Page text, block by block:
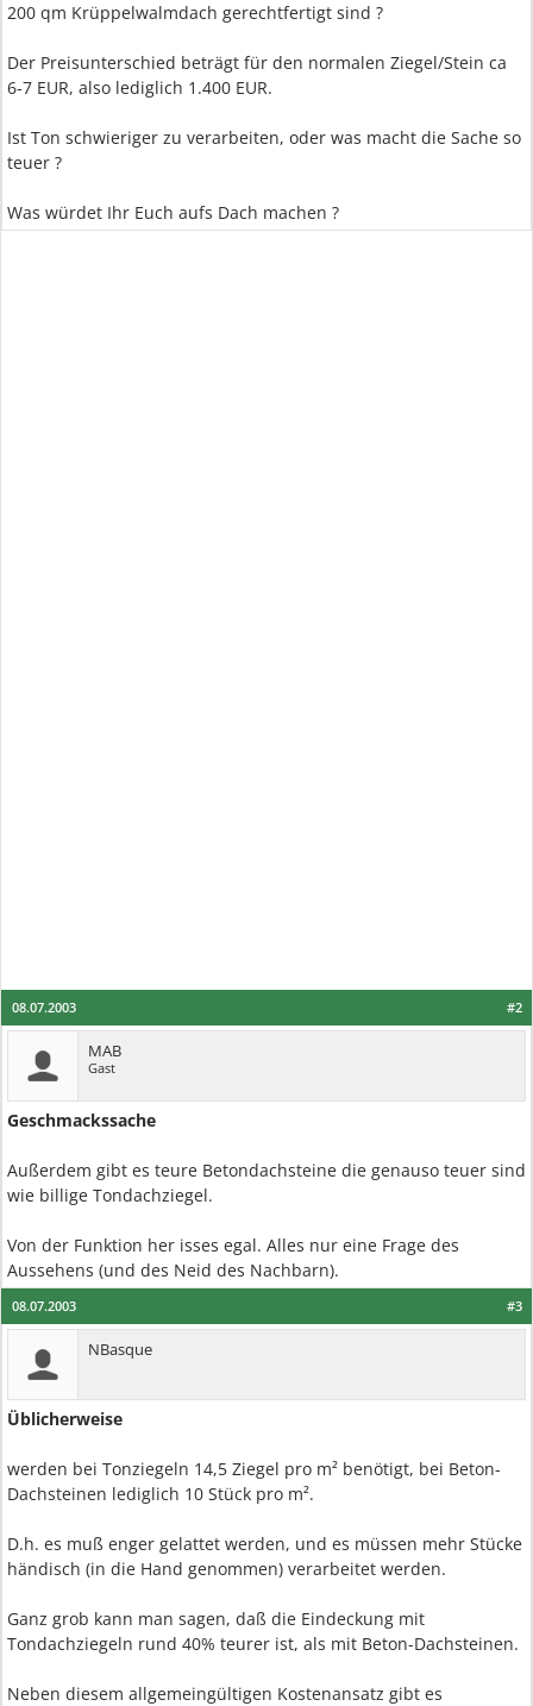
200 qm Krüppelwalmdach gerechtfertigt sind ?
Der Preisunterschied beträgt für den normalen Ziegel/Stein ca
6-7 EUR, also lediglich 1.400 EUR.
Ist Ton schwieriger zu verarbeiten, oder was macht die Sache so
teuer ?
Was würdet Ihr Euch aufs Dach machen ?
#2
08.07.2003
MAB
Gast
Geschmackssache
Außerdem gibt es teure Betondachsteine die genauso teuer sind
wie billige Tondachziegel.
Von der Funktion her isses egal. Alles nur eine Frage des
Aussehens (und des Neid des Nachbarn).
#3
08.07.2003
NBasque
Üblicherweise
werden bei Tonziegeln 14,5 Ziegel pro m² benötigt, bei Beton-
Dachsteinen lediglich 10 Stück pro m².
D.h. es muß enger gelattet werden, und es müssen mehr Stücke
händisch (in die Hand genommen) verarbeitet werden.
Ganz grob kann man sagen, daß die Eindeckung mit
Tondachziegeln rund 40% teurer ist, als mit Beton-Dachsteinen.
Neben diesem allgemeingültigen Kostenansatz gibt es